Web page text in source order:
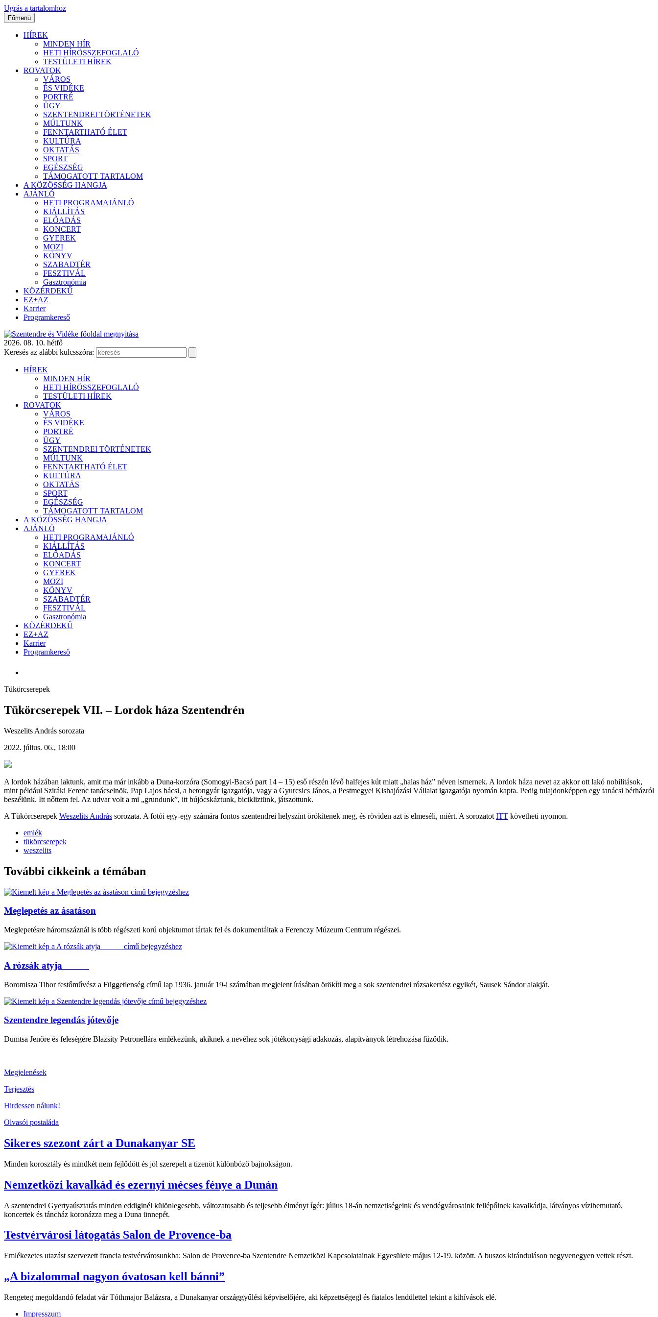
Ugrás a tartalomhoz
Főmenü
HÍREK
MINDEN HÍR
HETI HÍRÖSSZEFOGLALÓ
TESTÜLETI HÍREK
ROVATOK
VÁROS
ÉS VIDÉKE
PORTRÉ
ÜGY
SZENTENDREI TÖRTÉNETEK
MÚLTUNK
FENNTARTHATÓ ÉLET
KULTÚRA
OKTATÁS
SPORT
EGÉSZSÉG
TÁMOGATOTT TARTALOM
A KÖZÖSSÉG HANGJA
AJÁNLÓ
HETI PROGRAMAJÁNLÓ
KIÁLLÍTÁS
ELŐADÁS
KONCERT
GYEREK
MOZI
KÖNYV
SZABADTÉR
FESZTIVÁL
Gasztronómia
KÖZÉRDEKŰ
EZ+AZ
Karrier
Programkereső
2026. 08. 10. hétfő
Keresés az alábbi kulcsszóra:
HÍREK
MINDEN HÍR
HETI HÍRÖSSZEFOGLALÓ
TESTÜLETI HÍREK
ROVATOK
VÁROS
ÉS VIDÉKE
PORTRÉ
ÜGY
SZENTENDREI TÖRTÉNETEK
MÚLTUNK
FENNTARTHATÓ ÉLET
KULTÚRA
OKTATÁS
SPORT
EGÉSZSÉG
TÁMOGATOTT TARTALOM
A KÖZÖSSÉG HANGJA
AJÁNLÓ
HETI PROGRAMAJÁNLÓ
KIÁLLÍTÁS
ELŐADÁS
KONCERT
GYEREK
MOZI
KÖNYV
SZABADTÉR
FESZTIVÁL
Gasztronómia
KÖZÉRDEKŰ
EZ+AZ
Karrier
Programkereső
Tükörcserepek
Tükörcserepek VII. – Lordok háza Szentendrén
Weszelits András sorozata
2022. július. 06., 18:00
A lordok házában laktunk, amit ma már inkább a Duna-korzóra (Somogyi-Bacsó part 14 – 15) eső részén lévő halfejes kút miatt „halas ház” néven ismernek. A lordok háza nevet az akkor ott lakó nobilitások,
mint például Sziráki Ferenc tanácselnök, Pap Lajos bácsi, a betongyár igazgatója, vagy a Gyurcsics János, a Pestmegyei Kishajózási Vállalat igazgatója nyomán kapta. Pedig tulajdonképpen egy tanácsi bérházról
beszélünk. Itt nőttem fel. Az udvar volt a mi „grundunk”, itt bújócskáztunk, bicikliztünk, játszottunk.
A Tükörcserepek Weszelits András sorozata. A fotói egy-egy számára fontos szentendrei helyszínt örökítenek meg, és röviden azt is elmeséli, miért. A sorozatot ITT követheti nyomon.
emlék
tükörcserepek
weszelits
További cikkeink a témában
Meglepetés az ásatáson
Meglepetésre háromszáznál is több régészeti korú objektumot tártak fel és dokumentáltak a Ferenczy Múzeum Centrum régészei.
A rózsák atyja
Boromisza Tibor festőművész a Függetlenség című lap 1936. január 19-i számában megjelent írásában örökíti meg a sok szentendrei rózsakertész egyikét, Sausek Sándor alakját.
Szentendre legendás jótevője
Dumtsa Jenőre és feleségére Blazsity Petronellára emlékezünk, akiknek a nevéhez sok jótékonysági adakozás, alapítványok létrehozása fűződik.
Megjelenések
Terjesztés
Hirdessen nálunk!
Olvasói postaláda
Sikeres szezont zárt a Dunakanyar SE
Minden korosztály és mindkét nem fejlődött és jól szerepelt a tizenöt különböző bajnokságon.
Nemzetközi kavalkád és ezernyi mécses fénye a Dunán
A szentendrei Gyertyaúsztatás minden eddiginél különlegesebb, változatosabb és teljesebb élményt ígér: július 18-án nemzetiségeink és vendégvárosaink fellépőinek kavalkádja, látványos vízibemutató,
koncertek és táncház koronázza meg a Duna ünnepét.
Testvérvárosi látogatás Salon de Provence-ba
Emlékezetes utazást szervezett francia testvérvárosunkba: Salon de Provence-ba Szentendre Nemzetközi Kapcsolatainak Egyesülete május 12-19. között. A buszos kiránduláson negyvenegyen vettek részt.
„A bizalommal nagyon óvatosan kell bánni”
Rengeteg megoldandó feladat vár Tóthmajor Balázsra, a Dunakanyar országgyűlési képviselőjére, aki képzettségegl és fiatalos lendülettel tekint a kihívások elé.
Impresszum